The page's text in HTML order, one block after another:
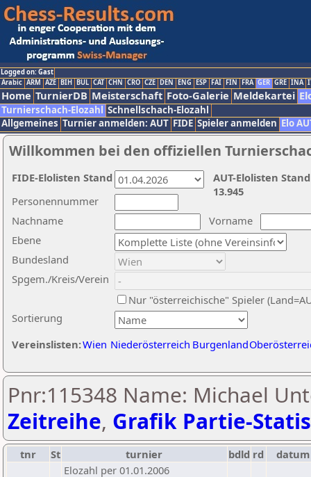
Logged on: Gast
Arabic ARM AZE BIH BUL CAT CHN CRO CZE DEN ENG ESP FAI FIN FRA GER GRE INA
Home TurnierDB Meisterschaft Foto-Galerie Meldekartei
Turnierschach-Elozahl Schnellschach-Elozahl
Allgemeines Turnier anmelden: AUT FIDE Spieler anmelden Elo
Willkommen bei den offiziellen
Nachname
Vorname
Ebene
Sortierung
Personennummer
Bundesland
Spgem./Kreis/Verein
Nur "österreichische" Spieler
Vereinslisten:Wien Niederösterreich Burgenland
AUT-Elolisten
13.945
FIDE-Elolisten Stand
Pnr:115348 Name: Michael
Zeitreihe, Grafik Partie-
tnr St turnier bdld rd
datum
Elozahl per 01.01.2006